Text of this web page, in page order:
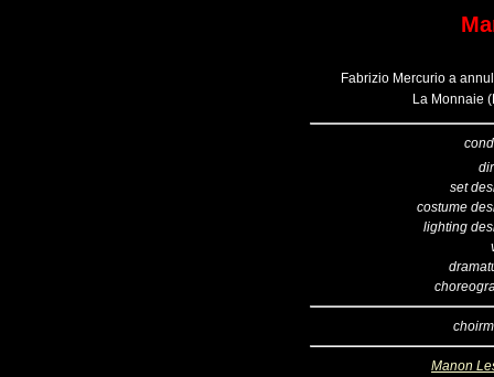
Fabrizio Mercurio a
La Monnaie
set
costume
lighting
Manon